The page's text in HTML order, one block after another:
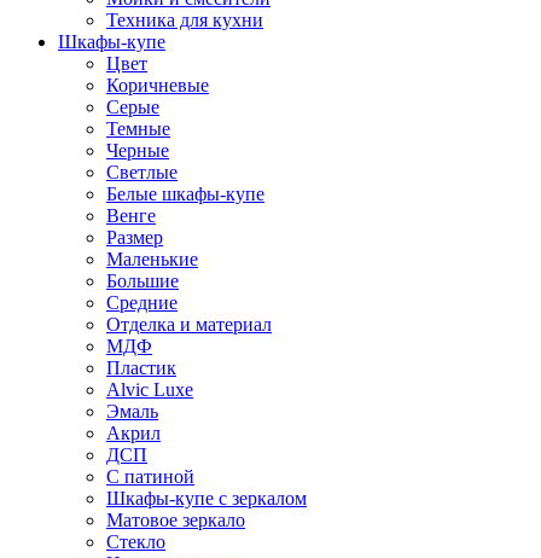
Техника для кухни
Шкафы-купе
Цвет
Коричневые
Серые
Темные
Черные
Светлые
Белые шкафы-купе
Венге
Размер
Маленькие
Большие
Средние
Отделка и материал
МДФ
Пластик
Alvic Luxe
Эмаль
Акрил
ДСП
С патиной
Шкафы-купе с зеркалом
Матовое зеркало
Стекло